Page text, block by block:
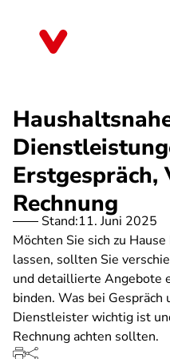
Erstgespräch,
Rechnung
Stand:11. Juni 2025
Möchten Sie sich zu
lassen, sollten Sie
und detaillierte Angebote
binden. Was bei
Dienstleister wichtig ist
Rechnung achten sollten.